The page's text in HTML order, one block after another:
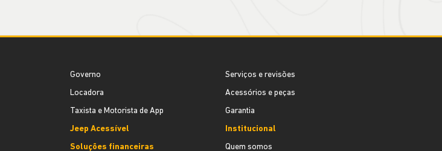
Governo
Locadora
Taxista e Motorista de App
Jeep Acessível
Soluções financeiras
Serviços e revisões
Acessórios e peças
Garantia
Institucional
Quem somos